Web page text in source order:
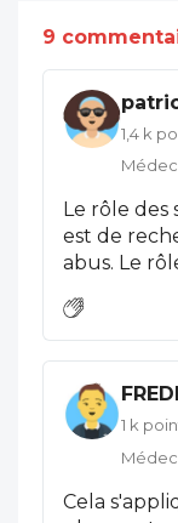
9
1,4 k
Le rôle des
est de
abus. Le rôle des avocats des médecins
appliquer
fautes et
question
1 k
Cela